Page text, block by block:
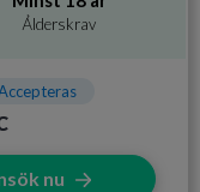
Ålderskrav
nu